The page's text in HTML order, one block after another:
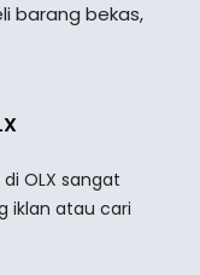
barang bekas,
OLX sangat
iklan atau cari